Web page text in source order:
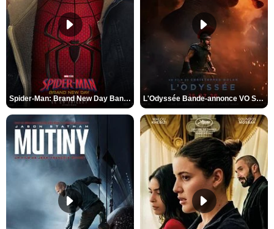
Spider-Man: Brand New Day Bande-annonce VO STFR L'Odyssée Bande-annonce VO STFR